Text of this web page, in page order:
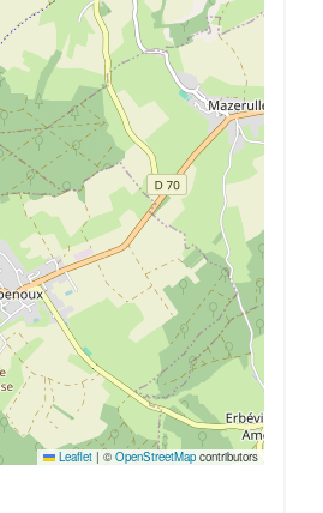
Leaflet | ©OpenStreetMap contributors